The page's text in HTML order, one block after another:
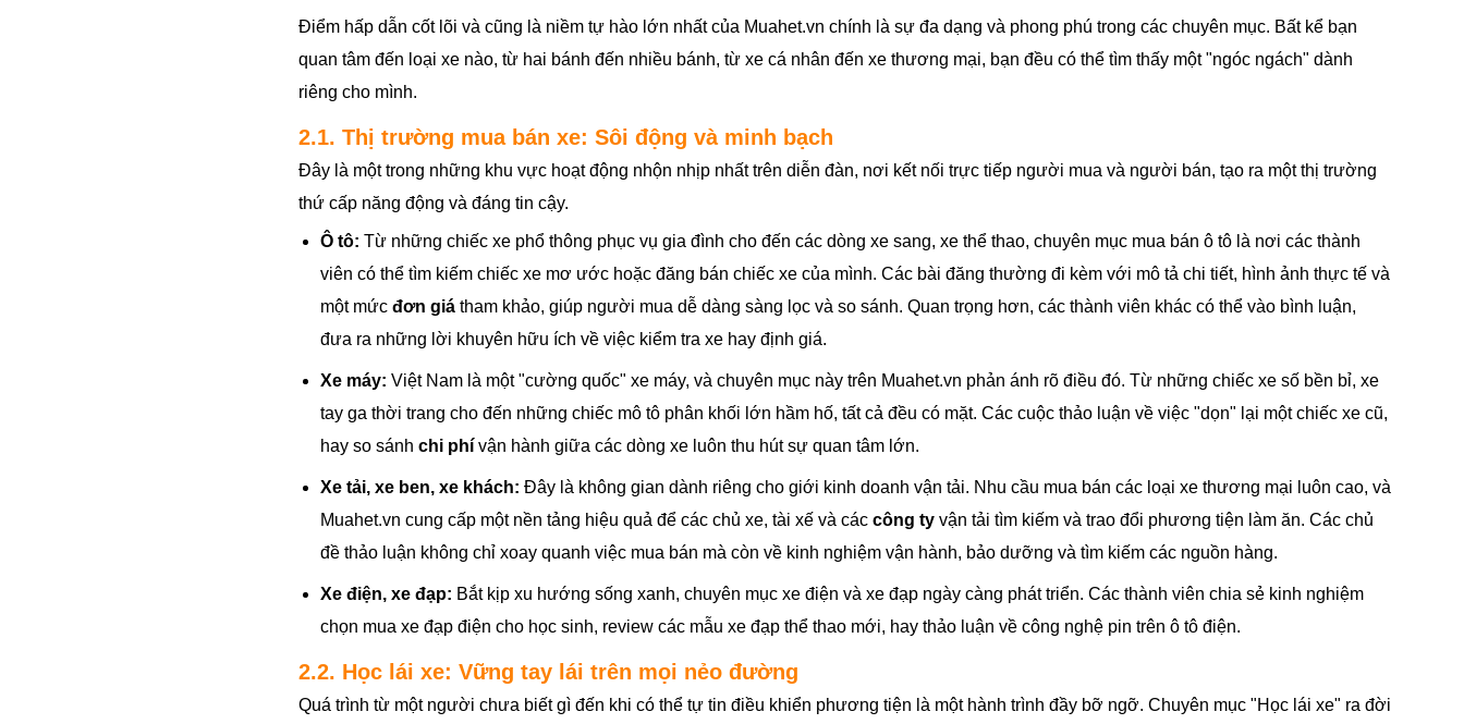
Điểm hấp dẫn cốt lõi và cũng là niềm tự hào lớn nhất của Muahet.vn chính là sự đa dạng và phong phú trong các chuyên mục. Bất kể bạn
quan tâm đến loại xe nào, từ hai bánh đến nhiều bánh, từ xe cá nhân đến xe thương mại, bạn đều có thể tìm thấy một "ngóc ngách" dành
riêng cho mình.
2.1. Thị trường mua bán xe: Sôi động và minh bạch
Đây là một trong những khu vực hoạt động nhộn nhịp nhất trên diễn đàn, nơi kết nối trực tiếp người mua và người bán, tạo ra một thị trường
thứ cấp năng động và đáng tin cậy.
Ô tô: Từ những chiếc xe phổ thông phục vụ gia đình cho đến các dòng xe sang, xe thể thao, chuyên mục mua bán ô tô là nơi các thành
viên có thể tìm kiếm chiếc xe mơ ước hoặc đăng bán chiếc xe của mình. Các bài đăng thường đi kèm với mô tả chi tiết, hình ảnh thực tế và
một mức đơn giátham khảo, giúp người mua dễ dàng sàng lọc và so sánh. Quan trọng hơn, các thành viên khác có thể vào bình luận,
đưa ra những lời khuyên hữu ích về việc kiểm tra xe hay định giá.
Xe máy: Việt Nam là một "cường quốc" xe máy, và chuyên mục này trên Muahet.vn phản ánh rõ điều đó. Từ những chiếc xe số bền bỉ, xe
tay ga thời trang cho đến những chiếc mô tô phân khối lớn hầm hố, tất cả đều có mặt. Các cuộc thảo luận về việc "dọn" lại một chiếc xe cũ,
hay so sánh chi phívận hành giữa các dòng xe luôn thu hút sự quan tâm lớn.
Xe tải, xe ben, xe khách: Đây là không gian dành riêng cho giới kinh doanh vận tải. Nhu cầu mua bán các loại xe thương mại luôn cao, và
Muahet.vn cung cấp một nền tảng hiệu quả để các chủ xe, tài xế và các công tyvận tải tìm kiếm và trao đổi phương tiện làm ăn. Các chủ
đề thảo luận không chỉ xoay quanh việc mua bán mà còn về kinh nghiệm vận hành, bảo dưỡng và tìm kiếm các nguồn hàng.
Xe điện, xe đạp: Bắt kịp xu hướng sống xanh, chuyên mục xe điện và xe đạp ngày càng phát triển. Các thành viên chia sẻ kinh nghiệm
chọn mua xe đạp điện cho học sinh, review các mẫu xe đạp thể thao mới, hay thảo luận về công nghệ pin trên ô tô điện.
2.2. Học lái xe: Vững tay lái trên mọi nẻo đường
Quá trình từ một người chưa biết gì đến khi có thể tự tin điều khiển phương tiện là một hành trình đầy bỡ ngỡ. Chuyên mục "Học lái xe" ra đời